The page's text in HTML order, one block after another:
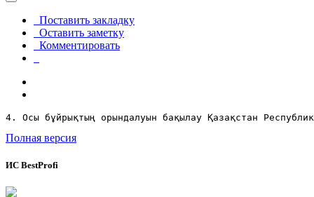
Поставить закладку
Оставить заметку
Комментировать
4. Осы бұйрықтың орындалуын бақылау Қазақстан
Полная версия
ИС BestProfi